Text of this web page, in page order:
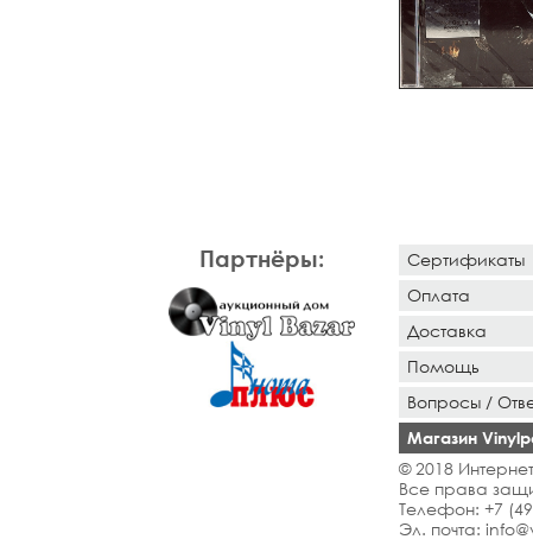
Партнёры:
Сертификаты
Оплата
Доставка
Помощь
Вопросы /
Магазин
© 2018
Все права
Телефон: +7
Эл. почта: